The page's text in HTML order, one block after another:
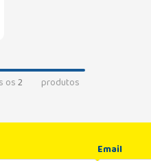
os2 produtos
Email